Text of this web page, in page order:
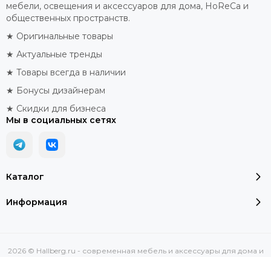
Каталог
Информация
мебели, освещения и аксессуаров для дома, HoReCa и
общественных пространств.
★ Оригинальные товары
★ Актуальные тренды
★ Товары всегда в наличии
★ Бонусы дизайнерам
★ Скидки для бизнеса
Мы в социальных сетях
2026 © Hallberg.ru - современная мебель и аксессуары для дома и